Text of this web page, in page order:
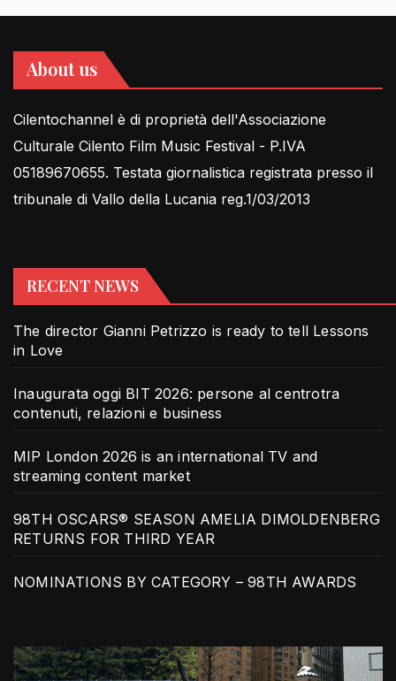
About us
Cilentochannel è di proprietà dell'Associazione
Culturale Cilento Film Music Festival - P.IVA
05189670655. Testata giornalistica registrata presso il
tribunale di Vallo della Lucania reg.1/03/2013
RECENT NEWS
The director Gianni Petrizzo is ready to tell Lessons
in Love
Inaugurata oggi BIT 2026: persone al centrotra
contenuti, relazioni e business
MIP London 2026 is an international TV and
streaming content market
98TH OSCARS® SEASON AMELIA DIMOLDENBERG
RETURNS FOR THIRD YEAR
NOMINATIONS BY CATEGORY – 98TH AWARDS